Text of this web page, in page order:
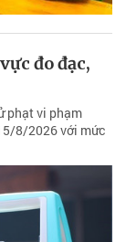
đo đạc,
phạt vi phạm
8/2026 với mức